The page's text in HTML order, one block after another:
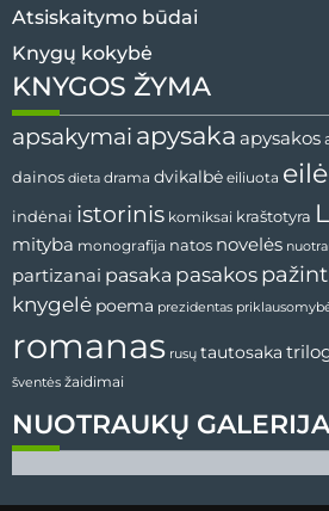
Atsiskaitymo būdai
Knygų kokybė
NUOTRAUKŲ GALERIJA
KNYGOS ŽYMA
apsakymai apysaka apysakos
dainos dieta drama dvikalbė eiliuota
indėnai istorinis komiksai kraštotyra
mityba monografija natos novelės
partizanai pasaka pasakos
knygelė poema prezidentas
romanas rusų tautosaka
šventės žaidimai